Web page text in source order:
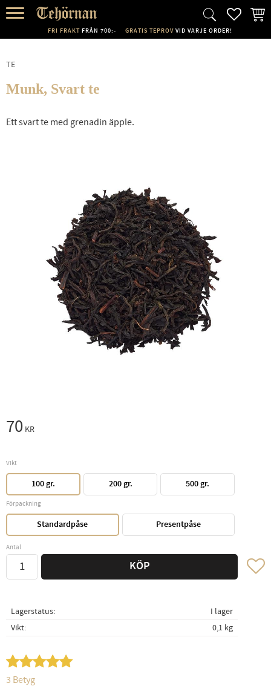
FRI FRAKT FRÅN 700:- GRATIS TEPROV VID VARJE ORDER!
TE
Munk, Svart te
Ett svart te med grenadin äpple.
70 KR
Vikt
100 gr. 200 gr. 500 gr.
Förpackning
Standardpåse Presentpåse
Antal
KÖP Lägg
Lagerstatus
I lager
Vikt
0,1 kg
3 Betyg